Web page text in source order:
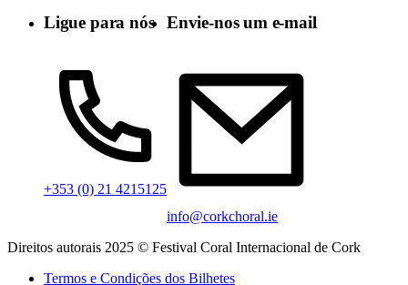
Ligue para nós
+353 (0) 21 4215125
Envie-nos um e-mail
info@corkchoral.ie
Direitos autorais 2025 © Festival Coral Internacional de Cork
Termos e Condições dos Bilhetes